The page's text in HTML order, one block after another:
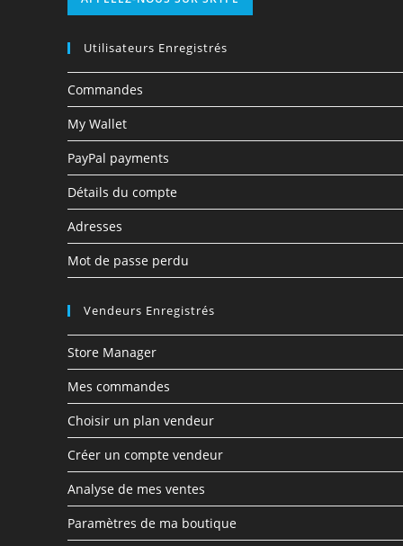
Utilisateurs Enregistrés
Commandes
My Wallet
PayPal payments
Détails du compte
Adresses
Mot de passe perdu
Vendeurs Enregistrés
Store Manager
Mes commandes
Choisir un plan vendeur
Créer un compte vendeur
Analyse de mes ventes
Paramètres de ma boutique